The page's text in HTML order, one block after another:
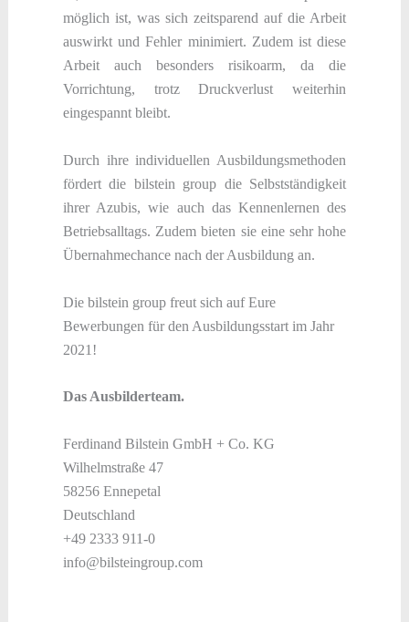
möglich ist, was sich zeitsparend auf die Arbeit
auswirkt und Fehler minimiert. Zudem ist diese
Arbeit auch besonders risikoarm, da die
Vorrichtung, trotz Druckverlust weiterhin
eingespannt bleibt.
Durch ihre individuellen Ausbildungsmethoden
fördert die bilstein group die Selbstständigkeit
ihrer Azubis, wie auch das Kennenlernen des
Betriebsalltags. Zudem bieten sie eine sehr hohe
Übernahmechance nach der Ausbildung an.
Die bilstein group freut sich auf Eure
Bewerbungen für den Ausbildungsstart im Jahr
2021!
Das Ausbilderteam.
Ferdinand Bilstein GmbH + Co. KG
Wilhelmstraße 47
58256 Ennepetal
Deutschland
+49 2333 911-0
info@bilsteingroup.com